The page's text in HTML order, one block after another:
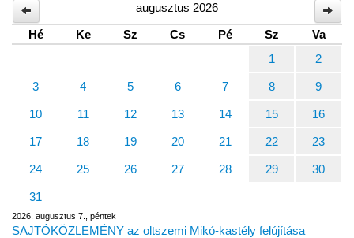
augusztus 2026
Hé
Ke Sz Cs Pé Sz
Va
1
2
3 4 5 6 7 8 9
10 11 12 13 14 15 16
17 18 19 20 21 22 23
24 25 26 27 28 29 30
31
2026. augusztus 7., péntek
SAJTÓKÖZLEMÉNY az oltszemi Mikó-kastély felújítása